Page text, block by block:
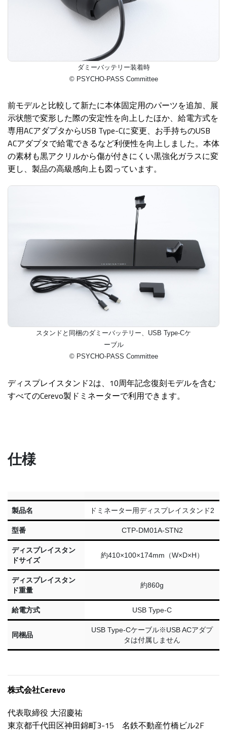
ダミーバッテリー装着時
© PSYCHO-PASS Committee
前モデルと比較して新たに本体固定用のパーツを追加、展
示状態で変形した際の安定性を向上したほか、給電方式を
専用ACアダプタからUSB Type-Cに変更、お手持ちのUSB
ACアダプタで給電できるなど利便性を向上しました。本体
の素材も黒アクリルから傷が付きにくい黒強化ガラスに変
更し、製品の高級感向上も図っています。
スタンドと同梱のダミーバッテリー、USB Type-Cケ
ーブル
© PSYCHO-PASS Committee
ディスプレイスタンド2は、10周年記念復刻モデルを含む
すべてのCerevo製ドミネーターで利用できます。
仕様
製品名 ドミネーター用ディスプレイスタンド2
型番 CTP-DM01A-STN2
ディスプレイスタン
ドサイズ
約410×100×174mm（W×D×H）
ディスプレイスタン
ド重量
約860g
給電方式 USB Type-C
同梱品
USB Type-Cケーブル※USB ACアダプ
タは付属しません
株式会社Cerevo
代表取締役 大沼慶祐
東京都千代田区神田錦町3-15 名鉄不動産竹橋ビル2F